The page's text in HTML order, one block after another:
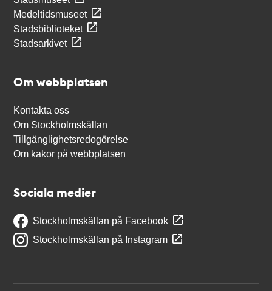
Medeltidsmuseet
Stadsbiblioteket
Stadsarkivet
Om webbplatsen
Kontakta oss
Om Stockholmskällan
Tillgänglighetsredogörelse
Om kakor på webbplatsen
Sociala medier
Stockholmskällan på Facebook
Stockholmskällan på Instagram